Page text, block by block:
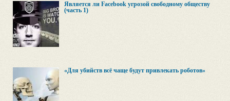
Является ли Facebook угрозой свободному обществу
(часть 1)
«Для убийств всё чаще будут привлекать роботов»